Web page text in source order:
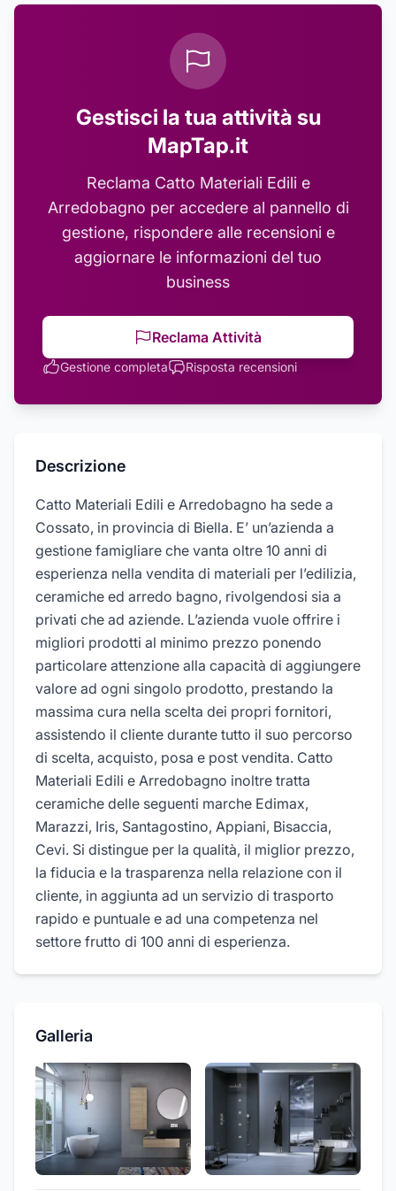
Gestisci la tua attività su
MapTap.it
Reclama Catto Materiali Edili e
Arredobagno per accedere al pannello di
gestione, rispondere alle recensioni e
aggiornare le informazioni del tuo
business
Reclama Attività
Gestione completa Risposta recensioni
Descrizione
Catto Materiali Edili e Arredobagno ha sede a
Cossato, in provincia di Biella. E’ un’azienda a
gestione famigliare che vanta oltre 10 anni di
esperienza nella vendita di materiali per l’edilizia,
ceramiche ed arredo bagno, rivolgendosi sia a
privati che ad aziende. L’azienda vuole offrire i
migliori prodotti al minimo prezzo ponendo
particolare attenzione alla capacità di aggiungere
valore ad ogni singolo prodotto, prestando la
massima cura nella scelta dei propri fornitori,
assistendo il cliente durante tutto il suo percorso
di scelta, acquisto, posa e post vendita. Catto
Materiali Edili e Arredobagno inoltre tratta
ceramiche delle seguenti marche Edimax,
Marazzi, Iris, Santagostino, Appiani, Bisaccia,
Cevi. Si distingue per la qualità, il miglior prezzo,
la fiducia e la trasparenza nella relazione con il
cliente, in aggiunta ad un servizio di trasporto
rapido e puntuale e ad una competenza nel
settore frutto di 100 anni di esperienza.
Galleria